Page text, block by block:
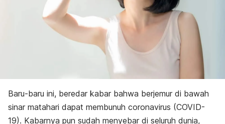
Baru-baru ini, beredar kabar bahwa berjemur di bawah
sinar matahari dapat membunuh coronavirus (COVID-
19). Kabarnya pun sudah menyebar di seluruh dunia,